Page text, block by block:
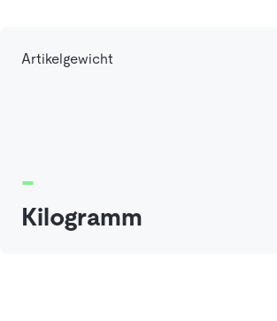
Artikelgewicht
-
Kilogramm